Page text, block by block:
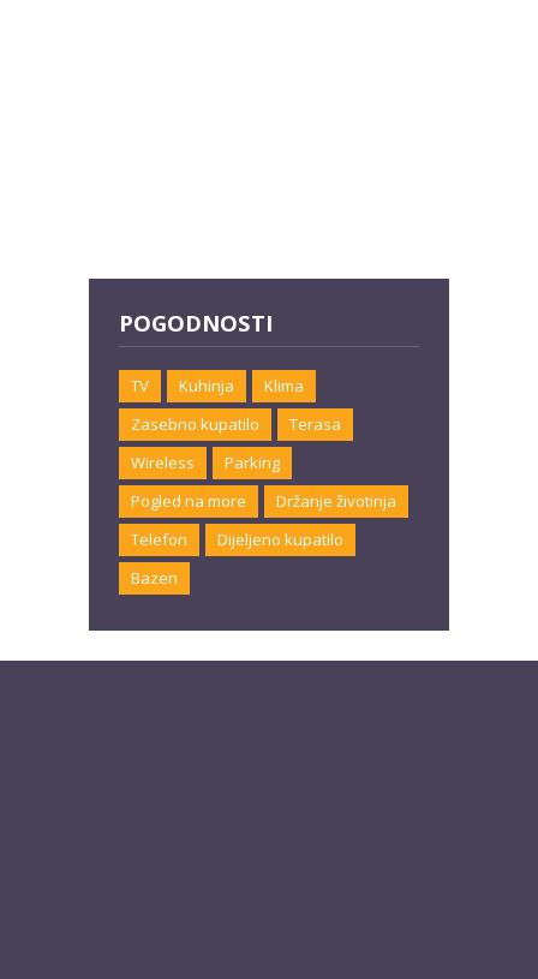
POGODNOSTI
TV Kuhinja
Klima
Zasebno kupatilo
Terasa
Wireless
Parking
Pogled na more
Držanje životinja
Telefon
Dijeljeno kupatilo
Bazen